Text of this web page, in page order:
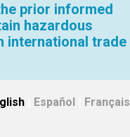
prior informed
hazardous
international trade
Español Français